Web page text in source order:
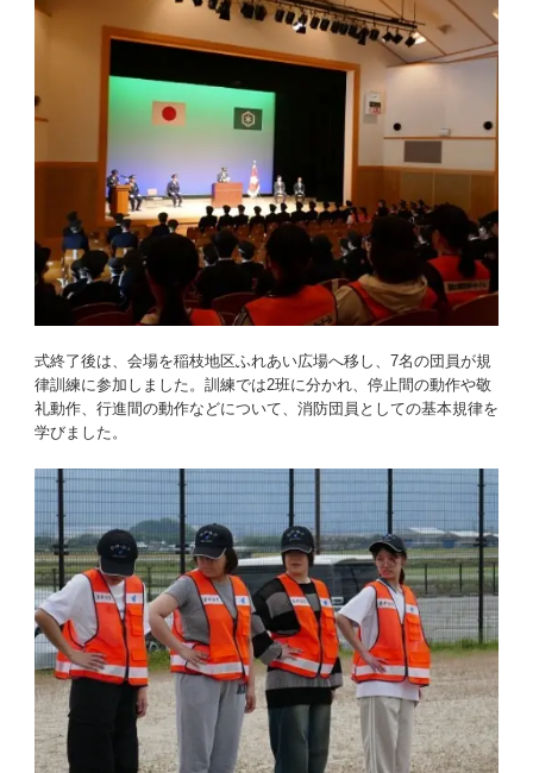
式終了後は、会場を稲枝地区ふれあい広場へ移し、7名の団員が規
律訓練に参加しました。訓練では2班に分かれ、停止間の動作や敬
礼動作、行進間の動作などについて、消防団員としての基本規律を
学びました。